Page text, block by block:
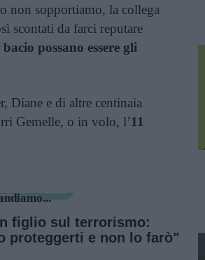
non sopportiamo, la collega
scontati da farci reputare
possano essere gli
Diane e di altre centinaia
Gemelle, o in volo, l’11
figlio sul terrorismo:
proteggerti e non lo farò"